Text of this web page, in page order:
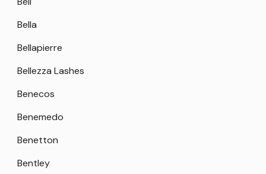
Bella
Bellapierre
Bellezza Lashes
Benecos
Benemedo
Benetton
Bentley